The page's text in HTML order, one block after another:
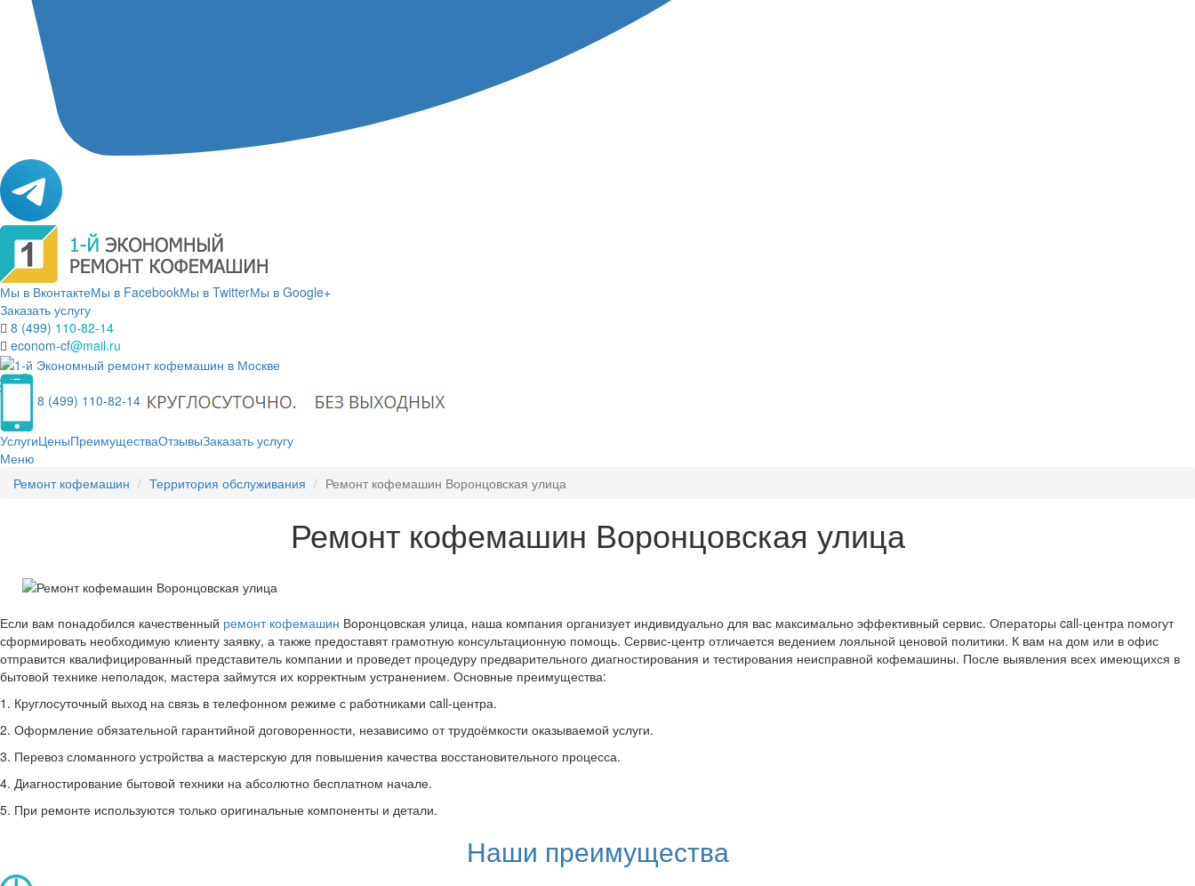
Мы в ВконтактеМы в FacebookМы в TwitterМы в Google+
Заказать услугу
8 (499) 110-82-14
econom-cf@mail.ru
8 (499) 110-82-14
УслугиЦеныПреимуществаОтзывыЗаказать услугу
Меню
Ремонт кофемашин
Территория обслуживания Ремонт кофемашин Воронцовская улица
Ремонт кофемашин Воронцовская улица
Если вам понадобился качественный ремонт кофемашин Воронцовская улица, наша компания организует индивидуально для вас максимально эффективный сервис. Операторы call-центра помогут
сформировать необходимую клиенту заявку, а также предоставят грамотную консультационную помощь. Сервис-центр отличается ведением лояльной ценовой политики. К вам на дом или в офис
отправится квалифицированный представитель компании и проведет процедуру предварительного диагностирования и тестирования неисправной кофемашины. После выявления всех имеющихся в
бытовой технике неполадок, мастера займутся их корректным устранением. Основные преимущества:
1. Круглосуточный выход на связь в телефонном режиме с работниками call-центра.
2. Оформление обязательной гарантийной договоренности, независимо от трудоёмкости оказываемой услуги.
3. Перевоз сломанного устройства а мастерскую для повышения качества восстановительного процесса.
4. Диагностирование бытовой техники на абсолютно бесплатном начале.
5. При ремонте используются только оригинальные компоненты и детали.
Наши преимущества